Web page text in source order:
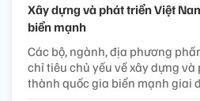
Xây dựng và phát triển Việt
biển mạnh
Các bộ, ngành, địa phương
chỉ tiêu chủ yếu về xây dựng
thành quốc gia biển mạnh giai